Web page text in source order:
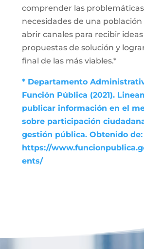
comprender las
necesidades de una
abrir canales para recibir ideas
propuestas de solución y
final de las más viables.*
* Departamento
Función Pública (2021).
publicar información en el
sobre participación
gestión pública. Obtenido de:
https://
ents/